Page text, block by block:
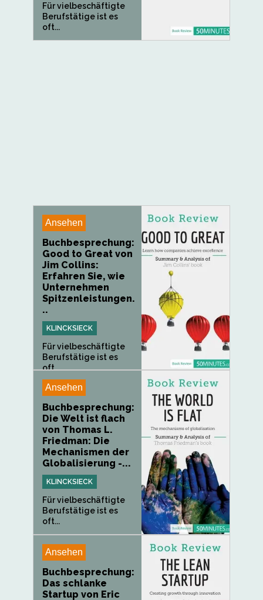
Für vielbeschäftigte
Berufstätige ist es
oft...
Ansehen
Buchbesprechung:
Good to Great von
Jim Collins:
Erfahren Sie, wie
Unternehmen
Spitzenleistungen.
..
KLINCKSIECK
Für vielbeschäftigte
Berufstätige ist es
oft...
Ansehen
Buchbesprechung:
Die Welt ist flach
von Thomas L.
Friedman: Die
Mechanismen der
Globalisierung -...
KLINCKSIECK
Für vielbeschäftigte
Berufstätige ist es
oft...
Ansehen
Buchbesprechung:
Das schlanke
Startup von Eric